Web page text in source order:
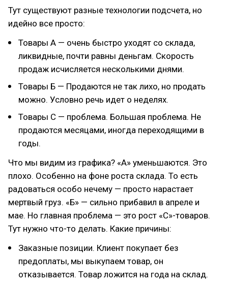
Тут существуют разные технологии подсчета, но
идейно все просто:
Товары А — очень быстро уходят со склада,
ликвидные, почти равны деньгам. Скорость
продаж исчисляется несколькими днями.
Товары Б — Продаются не так лихо, но продать
можно. Условно речь идет о неделях.
Товары С — проблема. Большая проблема. Не
продаются месяцами, иногда переходящими в
годы.
Что мы видим из графика? «А» уменьшаются. Это
плохо. Особенно на фоне роста склада. То есть
радоваться особо нечему — просто нарастает
мертвый груз. «Б» — сильно прибавил в апреле и
мае. Но главная проблема — это рост «С»-товаров.
Тут нужно что-то делать. Какие причины:
Заказные позиции. Клиент покупает без
предоплаты, мы выкупаем товар, он
отказывается. Товар ложится на года на склад.